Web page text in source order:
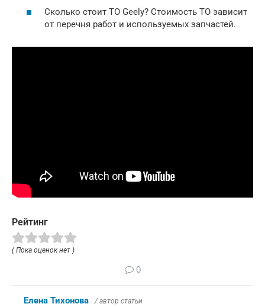
Сколько стоит ТО Geely? Стоимость ТО зависит
от перечня работ и используемых запчастей.
Рейтинг
( Пока оценок нет )
0
Елена Тихонова / автор статьи